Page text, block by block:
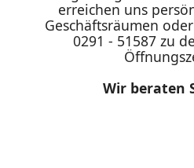
erreichen uns
Geschäftsräumen
0291 - 51587 zu
Wir beraten